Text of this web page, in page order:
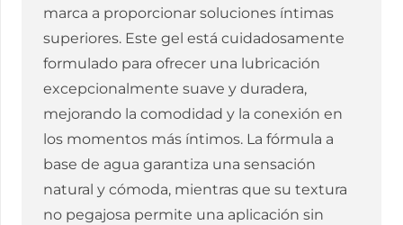
marca a proporcionar soluciones íntimas
superiores. Este gel está cuidadosamente
formulado para ofrecer una lubricación
excepcionalmente suave y duradera,
mejorando la comodidad y la conexión en
los momentos más íntimos. La fórmula a
base de agua garantiza una sensación
natural y cómoda, mientras que su textura
no pegajosa permite una aplicación sin